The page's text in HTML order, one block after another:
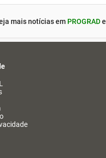
mais notícias em PROGRADe